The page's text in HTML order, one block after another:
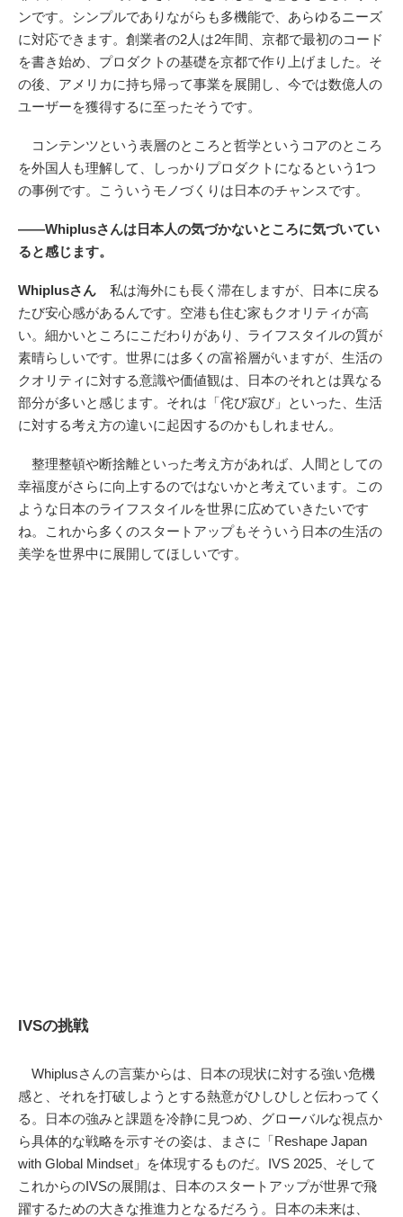
ンです。シンプルでありながらも多機能で、あらゆるニーズ
に対応できます。創業者の2人は2年間、京都で最初のコード
を書き始め、プロダクトの基礎を京都で作り上げました。そ
の後、アメリカに持ち帰って事業を展開し、今では数億人の
ユーザーを獲得するに至ったそうです。
コンテンツという表層のところと哲学というコアのところ
を外国人も理解して、しっかりプロダクトになるという1つ
の事例です。こういうモノづくりは日本のチャンスです。
――Whiplusさんは日本人の気づかないところに気づいてい
ると感じます。
Whiplusさん 私は海外にも長く滞在しますが、日本に戻る
たび安心感があるんです。空港も住む家もクオリティが高
い。細かいところにこだわりがあり、ライフスタイルの質が
素晴らしいです。世界には多くの富裕層がいますが、生活の
クオリティに対する意識や価値観は、日本のそれとは異なる
部分が多いと感じます。それは「侘び寂び」といった、生活
に対する考え方の違いに起因するのかもしれません。
整理整頓や断捨離といった考え方があれば、人間としての
幸福度がさらに向上するのではないかと考えています。この
ような日本のライフスタイルを世界に広めていきたいです
ね。これから多くのスタートアップもそういう日本の生活の
美学を世界中に展開してほしいです。
IVSの挑戦
Whiplusさんの言葉からは、日本の現状に対する強い危機
感と、それを打破しようとする熱意がひしひしと伝わってく
る。日本の強みと課題を冷静に見つめ、グローバルな視点か
ら具体的な戦略を示すその姿は、まさに「Reshape Japan
with Global Mindset」を体現するものだ。IVS 2025、そして
これからのIVSの展開は、日本のスタートアップが世界で飛
躍するための大きな推進力となるだろう。日本の未来は、